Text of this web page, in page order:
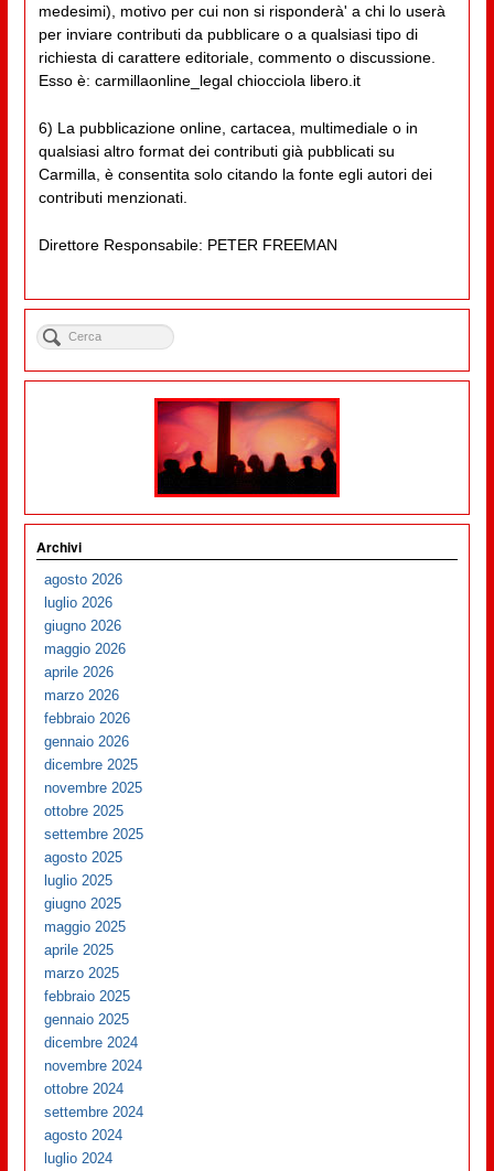
medesimi), motivo per cui non si risponderà' a chi lo userà
per inviare contributi da pubblicare o a qualsiasi tipo di
richiesta di carattere editoriale, commento o discussione.
Esso è: carmillaonline_legal chiocciola libero.it
6) La pubblicazione online, cartacea, multimediale o in
qualsiasi altro format dei contributi già pubblicati su
Carmilla, è consentita solo citando la fonte egli autori dei
contributi menzionati.
Direttore Responsabile: PETER FREEMAN
Archivi
agosto 2026
luglio 2026
giugno 2026
maggio 2026
aprile 2026
marzo 2026
febbraio 2026
gennaio 2026
dicembre 2025
novembre 2025
ottobre 2025
settembre 2025
agosto 2025
luglio 2025
giugno 2025
maggio 2025
aprile 2025
marzo 2025
febbraio 2025
gennaio 2025
dicembre 2024
novembre 2024
ottobre 2024
settembre 2024
agosto 2024
luglio 2024